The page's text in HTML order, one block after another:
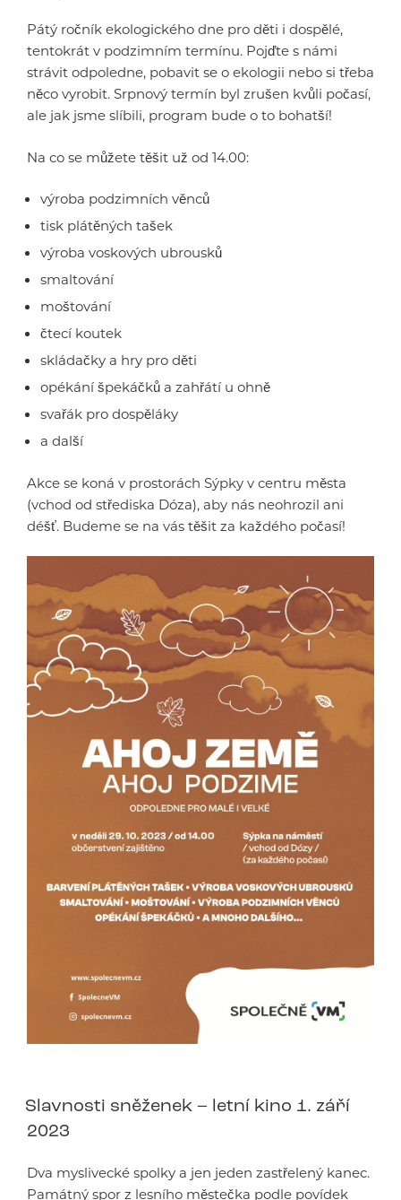
Pátý ročník ekologického dne pro děti i dospělé,
tentokrát v podzimním termínu. Pojďte s námi
strávit odpoledne, pobavit se o ekologii nebo si třeba
něco vyrobit. Srpnový termín byl zrušen kvůli počasí,
ale jak jsme slíbili, program bude o to bohatší!
Na co se můžete těšit už od 14.00:
výroba podzimních věnců
tisk plátěných tašek
výroba voskových ubrousků
smaltování
moštování
čtecí koutek
skládačky a hry pro děti
opékání špekáčků a zahřátí u ohně
svařák pro dospěláky
a další
Akce se koná v prostorách Sýpky v centru města
(vchod od střediska Dóza), aby nás neohrozil ani
déšť. Budeme se na vás těšit za každého počasí!
Slavnosti sněženek – letní kino 1. září
2023
Dva myslivecké spolky a jen jeden zastřelený kanec.
Památný spor z lesního městečka podle povídek